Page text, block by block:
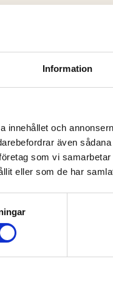
Information
innehållet och
även
som vi
eller som de har